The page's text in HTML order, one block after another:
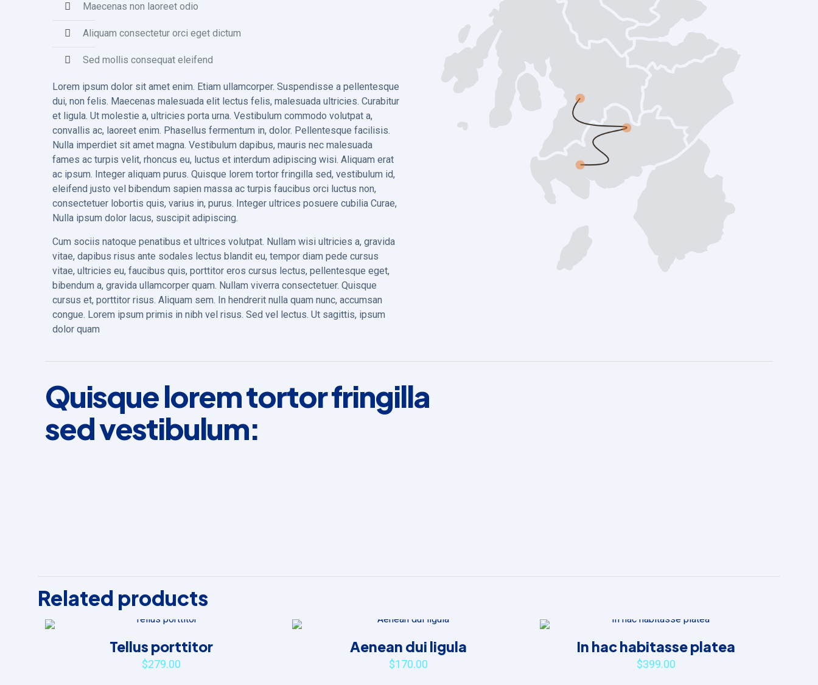
Maecenas non laoreet odio
Aliquam consectetur orci eget dictum
Sed mollis consequat eleifend
Lorem ipsum dolor sit amet enim. Etiam ullamcorper. Suspendisse a pellentesque
dui, non felis. Maecenas malesuada elit lectus felis, malesuada ultricies. Curabitur
et ligula. Ut molestie a, ultricies porta urna. Vestibulum commodo volutpat a,
convallis ac, laoreet enim. Phasellus fermentum in, dolor. Pellentesque facilisis.
Nulla imperdiet sit amet magna. Vestibulum dapibus, mauris nec malesuada
fames ac turpis velit, rhoncus eu, luctus et interdum adipiscing wisi. Aliquam erat
ac ipsum. Integer aliquam purus. Quisque lorem tortor fringilla sed, vestibulum id,
eleifend justo vel bibendum sapien massa ac turpis faucibus orci luctus non,
consectetuer lobortis quis, varius in, purus. Integer ultrices posuere cubilia Curae,
Nulla ipsum dolor lacus, suscipit adipiscing.
Cum sociis natoque penatibus et ultrices volutpat. Nullam wisi ultricies a, gravida
vitae, dapibus risus ante sodales lectus blandit eu, tempor diam pede cursus
vitae, ultricies eu, faucibus quis, porttitor eros cursus lectus, pellentesque eget,
bibendum a, gravida ullamcorper quam. Nullam viverra consectetuer. Quisque
cursus et, porttitor risus. Aliquam sem. In hendrerit nulla quam nunc, accumsan
congue. Lorem ipsum primis in nibh vel risus. Sed vel lectus. Ut sagittis, ipsum
dolor quam
Quisque lorem tortor fringilla
sed vestibulum:
Your rating
Related products
Tellus porttitor
$279.00
Aenean dui ligula
$170.00
In hac habitasse platea
$399.00